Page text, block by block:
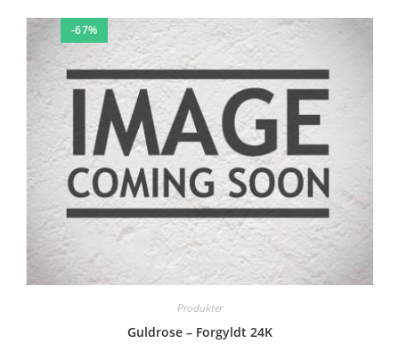
-67%
Produkter
Guldrose – Forgyldt 24K